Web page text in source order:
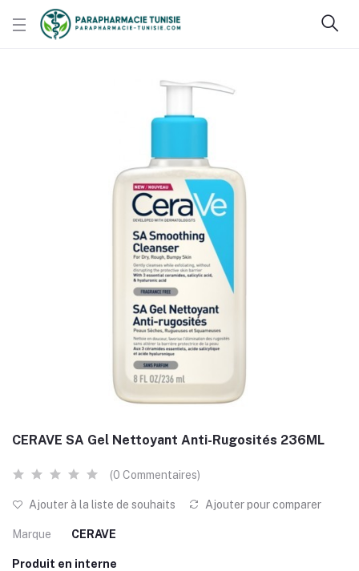
CERAVE SA Gel Nettoyant Anti-Rugosités 236ML
(0 Commentaires)
Ajouter à la liste de souhaits Ajouter pour comparer
Marque CERAVE
Produit en interne